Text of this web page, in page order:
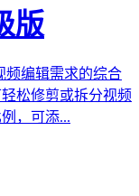
版
频编辑需求的综合
松修剪或拆分视频
，可添...